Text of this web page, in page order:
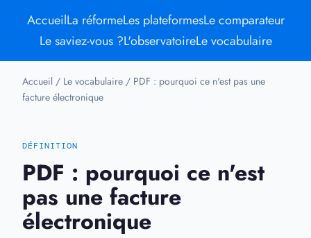
AccueilLa réformeLes plateformesLe comparateur
Le saviez-vous ?L'observatoireLe vocabulaire
Accueil / Le vocabulaire / PDF : pourquoi ce n'est pas une
facture électronique
DÉFINITION
PDF : pourquoi ce n'est
pas une facture
électronique